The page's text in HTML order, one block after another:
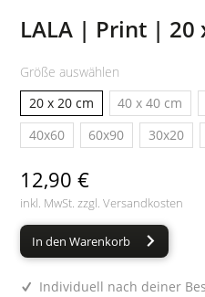
LALA | Print | 20
Größe auswählen
20 x 20 cm
40 x 40 cm
40x60
60x90 30x20
12,90 €
inkl. MwSt. zzgl.Versandkosten
In den Warenkorb
Individuell nach deiner